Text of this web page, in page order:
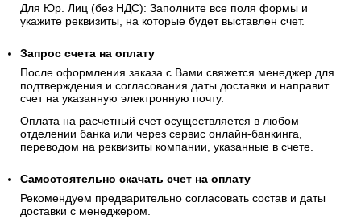
Для Юр. Лиц (без НДС): Заполните все поля формы и
укажите реквизиты, на которые будет выставлен счет.
Запрос счета на оплату
После оформления заказа с Вами свяжется менеджер для
подтверждения и согласования даты доставки и направит
счет на указанную электронную почту.
Оплата на расчетный счет осуществляется в любом
отделении банка или через сервис онлайн-банкинга,
переводом на реквизиты компании, указанные в счете.
Самостоятельно скачать счет на оплату
Рекомендуем предварительно согласовать состав и даты
доставки с менеджером.